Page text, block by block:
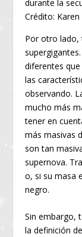
durante la
Crédito:
Por otro lado,
diferentes
las
observando.
mucho más
tener en
más masivas
son tan
supernova.
o, si su masa
negro.
Sin embargo,
la definición